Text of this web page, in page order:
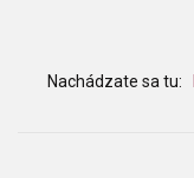
Nachádzate sa tu: